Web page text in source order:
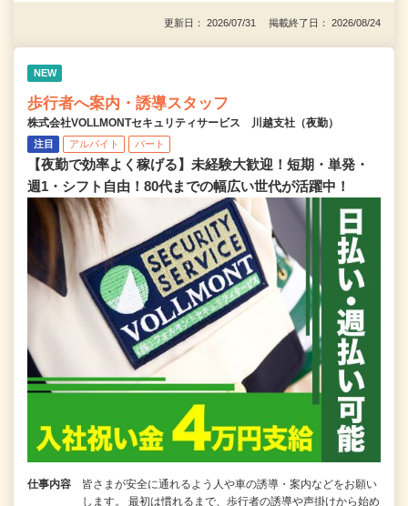
更新日： 2026/07/31 掲載終了日： 2026/08/24
NEW
歩行者へ案内・誘導スタッフ
株式会社VOLLMONTセキュリティサービス 川越支社（夜勤）
注目 アルバイト パート
【夜勤で効率よく稼げる】未経験大歓迎！短期・単発・
週1・シフト自由！80代までの幅広い世代が活躍中！
仕事内容
皆さまが安全に通れるよう人や車の誘導・案内などをお願い
します。 最初は慣れるまで、歩行者の誘導や声掛けから始め